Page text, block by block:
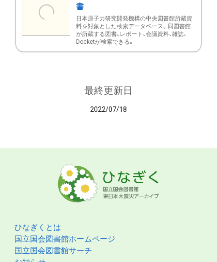
書
日本原子力研究開発機構の中央図書館所蔵資
料を対象とした検索データベース。同図書館
が所蔵する図書、レポート、会議資料、雑誌、
Docketが検索できる。
最終更新日
2022/07/18
ひなぎくとは
国立国会図書館ホームページ
国立国会図書館サーチ